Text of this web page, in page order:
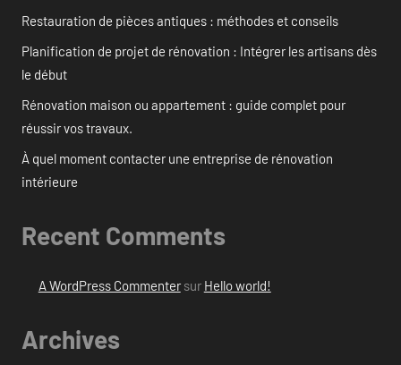
Restauration de pièces antiques : méthodes et conseils
Planification de projet de rénovation : Intégrer les artisans dès
le début
Rénovation maison ou appartement : guide complet pour
réussir vos travaux.
À quel moment contacter une entreprise de rénovation
intérieure
Recent Comments
A WordPress Commentersur Hello world!
Archives